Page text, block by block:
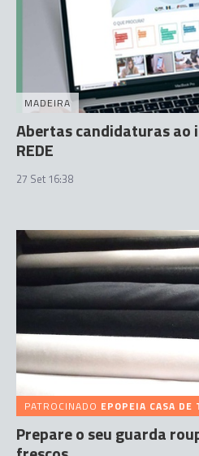
MADEIRA
Abertas candidaturas ao
REDE
27 Set 16:38
PATROCINADO EPOPEIA CASA DE
Prepare o seu guarda